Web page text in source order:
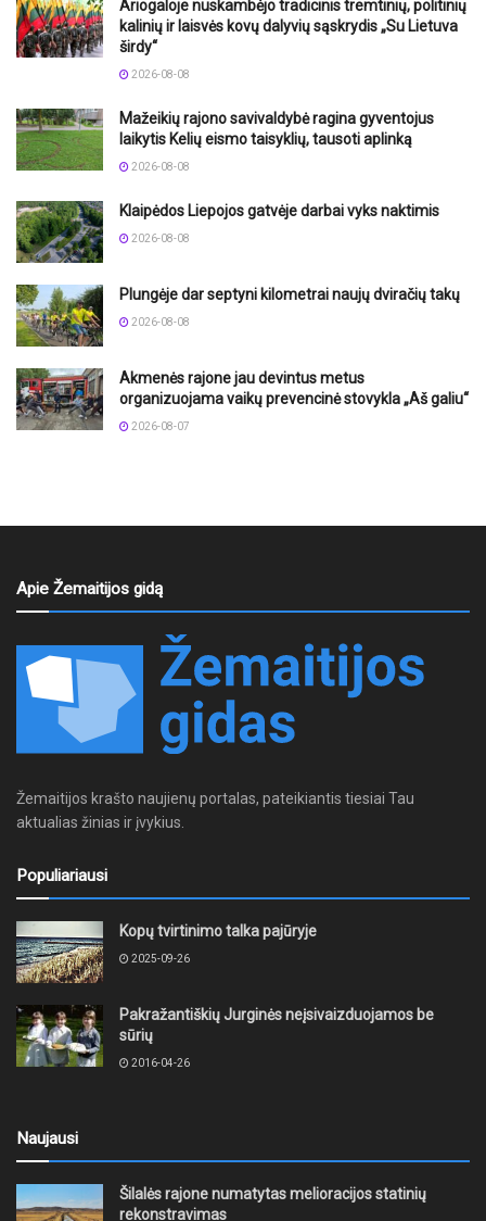
Ariogaloje nuskambėjo tradicinis tremtinių, politinių
kalinių ir laisvės kovų dalyvių sąskrydis „Su Lietuva
širdy“
2026-08-08
Mažeikių rajono savivaldybė ragina gyventojus
laikytis Kelių eismo taisyklių, tausoti aplinką
2026-08-08
Klaipėdos Liepojos gatvėje darbai vyks naktimis
2026-08-08
Plungėje dar septyni kilometrai naujų dviračių takų
2026-08-08
Akmenės rajone jau devintus metus
organizuojama vaikų prevencinė stovykla „Aš galiu“
2026-08-07
Apie Žemaitijos gidą
Žemaitijos krašto naujienų portalas, pateikiantis tiesiai Tau
aktualias žinias ir įvykius.
Populiariausi
Kopų tvirtinimo talka pajūryje
2025-09-26
Pakražantiškių Jurginės neįsivaizduojamos be
sūrių
2016-04-26
Naujausi
Šilalės rajone numatytas melioracijos statinių
rekonstravimas